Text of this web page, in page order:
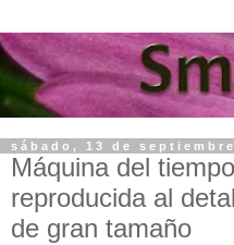
sábado, 13 de
Máquina del
reproducida al
de gran tamaño